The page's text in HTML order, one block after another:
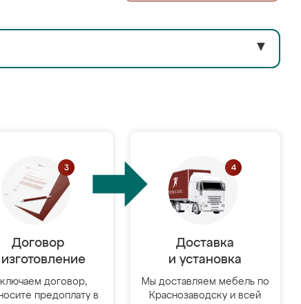
▼
Договор
договор,
предоплату в
Доставка
и установка
Мы доставляем мебель по
Краснозаводску и всей